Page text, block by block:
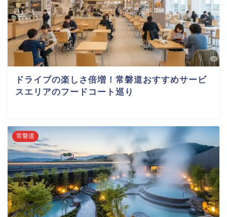
ドライブの楽しさ倍増！常磐道おすすめサービ
スエリアのフードコート巡り
常磐道